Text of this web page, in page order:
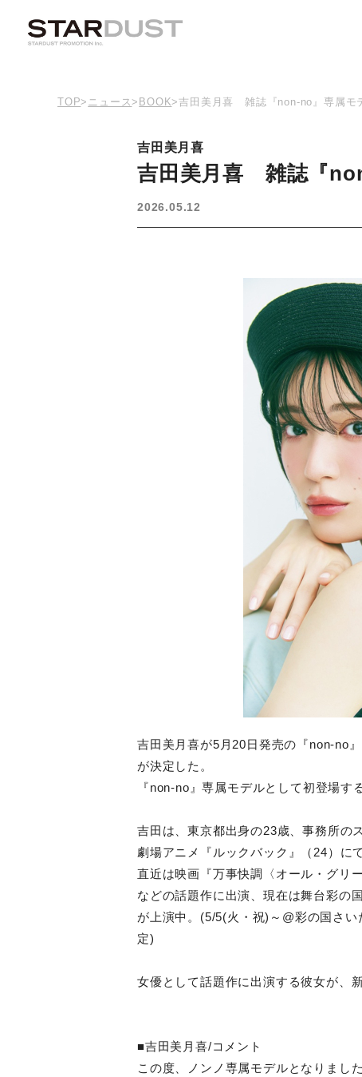
TOP> ニュース> BOOK>吉田美月喜 雑誌『non-no』専属モ
吉田美月喜
吉田美月喜 雑誌『
2026.05.12
吉田美月喜が5月20日発売の『non-no
が決定した。
『non-no』専属モデルとして初登場す
吉田は、東京都出身の23歳、事務所の
劇場アニメ『ルックバック』（24）に
直近は映画『万事快調〈オール・グリ
などの話題作に出演、現在は舞台彩の
が上演中。(5/5(火・祝)～@彩の国さ
定)
女優として話題作に出演する彼女が、
■吉田美月喜/コメント
この度、ノンノ専属モデルとなりまし